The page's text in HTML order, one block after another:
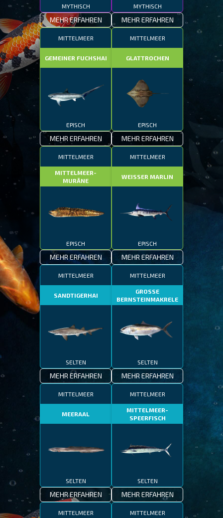
MYTHISCH
MEHR ERFAHREN
MYTHISCH
MEHR ERFAHREN
MITTELMEER
GEMEINER FUCHSHAI
EPISCH
MEHR ERFAHREN
MITTELMEER
GLATTROCHEN
EPISCH
MEHR ERFAHREN
MITTELMEER
MITTELMEER-
MURÄNE
EPISCH
MEHR ERFAHREN
MITTELMEER
WEISSER MARLIN
EPISCH
MEHR ERFAHREN
MITTELMEER
SANDTIGERHAI
SELTEN
MEHR ERFAHREN
MITTELMEER
GROSSE
BERNSTEINMAKRELE
SELTEN
MEHR ERFAHREN
MITTELMEER
MEERAAL
SELTEN
MEHR ERFAHREN
MITTELMEER
MITTELMEER-
SPEERFISCH
SELTEN
MEHR ERFAHREN
MITTELMEER MITTELMEER